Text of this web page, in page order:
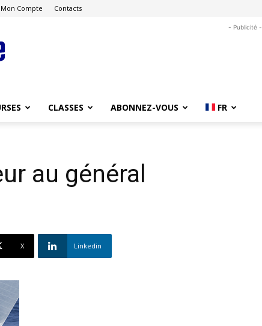
Mon Compte Contacts
- Publicité -
CLASSES ABONNEZ-VOUS FR
au général
X Linkedin